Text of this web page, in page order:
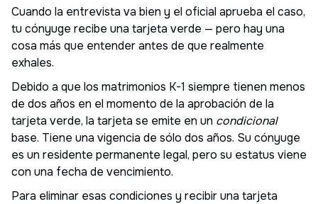
Cuando la entrevista va bien y el oficial aprueba el caso,
tu cónyuge recibe una tarjeta verde — pero hay una
cosa más que entender antes de que realmente
exhales.
Debido a que los matrimonios K-1 siempre tienen menos
de dos años en el momento de la aprobación de la
tarjeta verde, la tarjeta se emite en un condicional
base. Tiene una vigencia de sólo dos años. Su cónyuge
es un residente permanente legal, pero su estatus viene
con una fecha de vencimiento.
Para eliminar esas condiciones y recibir una tarjeta